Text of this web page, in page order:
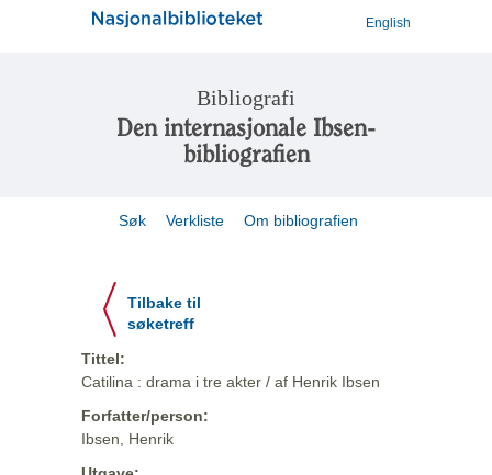
English
Bibliografi
Den internasjonale Ibsen-
bibliografien
Søk Verkliste Om bibliografien
Tilbake til
søketreff
Tittel:
Catilina : drama i tre akter / af Henrik Ibsen
Forfatter/person:
Ibsen, Henrik